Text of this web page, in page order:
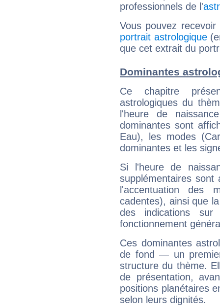
professionnels de l'
Vous pouvez
portrait astrologique
que cet extrait du
Dominantes
Ce chapitre
astrologiques du
l'heure de
dominantes sont
Eau), les modes
dominantes et les
Si l'heure de
supplémentaires sont
l'accentuation des
cadentes), ainsi que
des indications sur
fonctionnement
Ces dominantes
de fond — un
structure du thème.
de présentation,
positions planétaires
selon leurs dignités.